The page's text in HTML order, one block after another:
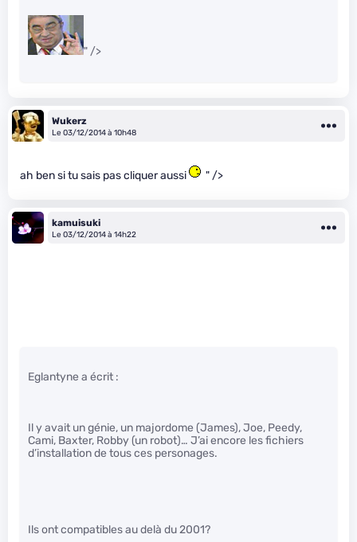
" />
Wukerz
Le 03/12/2014 à 10h48
ah ben si tu sais pas cliquer aussi " />
kamuisuki
Le 03/12/2014 à 14h22
Eglantyne a écrit :
Il y avait un génie, un majordome (James), Joe, Peedy,
Cami, Baxter, Robby (un robot)… J’ai encore les fichiers
d’installation de tous ces personages.
Ils ont compatibles au delà du 2001?